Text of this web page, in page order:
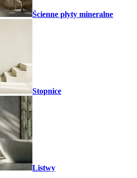
Ścienne płyty mineralne
Stopnice
Listwy